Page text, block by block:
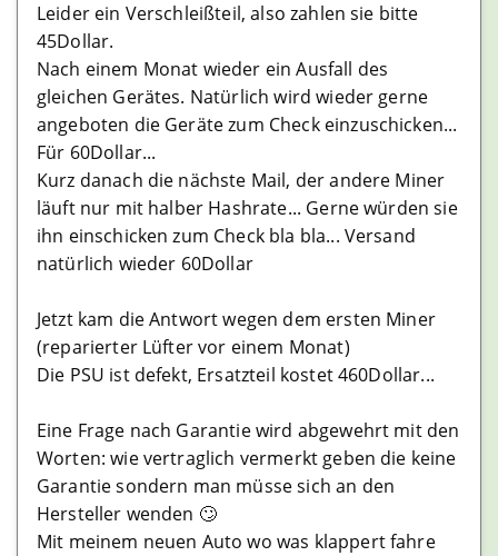
Poloniex Erfahrungen
Phemex Erfahrungen
Huobi Erfahrungen
KuCoin Erfahrungen
Bitvavo Erfahrungen
Masternode Anbieter
Simplepospool Erfahrungen
Bitcoinsuisse Erfahrungen
Flits App Erfahrungen
Mining Anbieter
Leider ein Verschleißteil, also zahlen sie bitte
45Dollar.
Nach einem Monat wieder ein Ausfall des
gleichen Gerätes. Natürlich wird wieder gerne
angeboten die Geräte zum Check einzuschicken...
Für 60Dollar...
Kurz danach die nächste Mail, der andere Miner
läuft nur mit halber Hashrate... Gerne würden sie
ihn einschicken zum Check bla bla... Versand
natürlich wieder 60Dollar
Jetzt kam die Antwort wegen dem ersten Miner
(reparierter Lüfter vor einem Monat)
Die PSU ist defekt, Ersatzteil kostet 460Dollar...
Eine Frage nach Garantie wird abgewehrt mit den
Worten: wie vertraglich vermerkt geben die keine
Garantie sondern man müsse sich an den
Hersteller wenden 🙄
Mit meinem neuen Auto wo was klappert fahre